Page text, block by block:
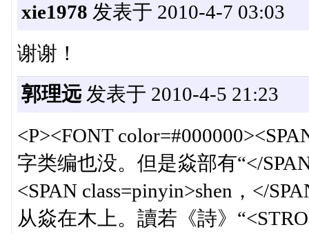
xie1978 发表于 2010-4-7 03:03
谢谢！
郭理远发表于 2010-4-5 21:23
<P><FONT
字类编也没。但是焱部有“</
<SPAN class=pinyin>shen，</
从焱在木上。讀若《詩》